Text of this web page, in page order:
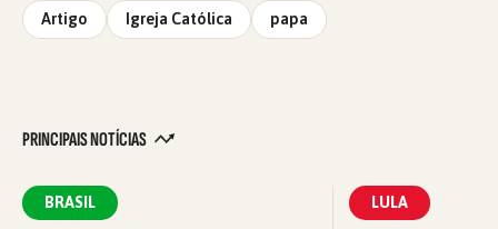
Artigo Igreja Católica papa
PRINCIPAIS NOTÍCIAS
BRASIL LULA